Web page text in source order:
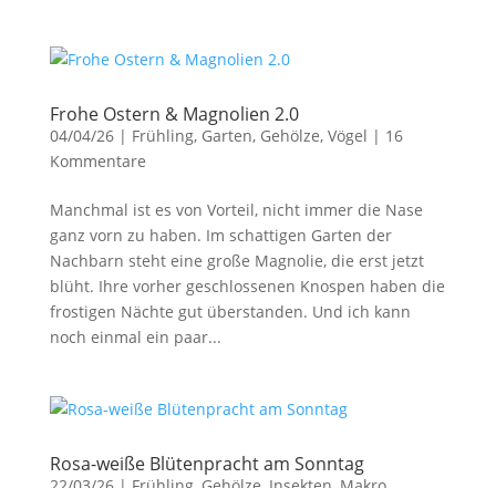
Frohe Ostern & Magnolien 2.0
04/04/26| Frühling, Garten, Gehölze, Vögel | 16
Kommentare
Manchmal ist es von Vorteil, nicht immer die Nase
ganz vorn zu haben. Im schattigen Garten der
Nachbarn steht eine große Magnolie, die erst jetzt
blüht. Ihre vorher geschlossenen Knospen haben die
frostigen Nächte gut überstanden. Und ich kann
noch einmal ein paar...
Rosa-weiße Blütenpracht am Sonntag